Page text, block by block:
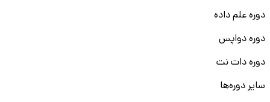
دوره علم داده
دوره دواپس
دوره دات نت
سایر دوره‌ها